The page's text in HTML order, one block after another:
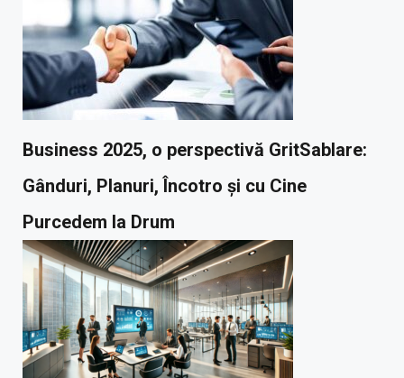
Business 2025, o perspectivă GritSablare:
Gânduri, Planuri, Încotro și cu Cine
Purcedem la Drum